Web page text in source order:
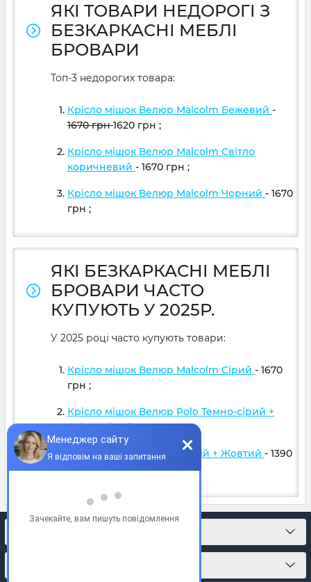
ЯКІ ТОВАРИ НЕДОРОГІ З
БЕЗКАРКАСНІ МЕБЛІ
БРОВАРИ
Топ-3 недорогих товара:
Крісло мішок Велюр Malcolm Бежевий -
1670грн1620 грн ;
Крісло мішок Велюр Malcolm Світло
коричневий - 1670 грн ;
Крісло мішок Велюр Malcolm Чорний - 1670
грн ;
ЯКІ БЕЗКАРКАСНІ МЕБЛІ
БРОВАРИ ЧАСТО
КУПУЮТЬ У 2025Р.
У 2025 році часто купують товари:
Крісло мішок Велюр Malcolm Сірий - 1670
грн ;
Крісло мішок Велюр Polo Темно-сірий +
Світло сірий- 1599грн;
Крісло м'яч Оксфорд Синій + Жовтий - 1390
грн;